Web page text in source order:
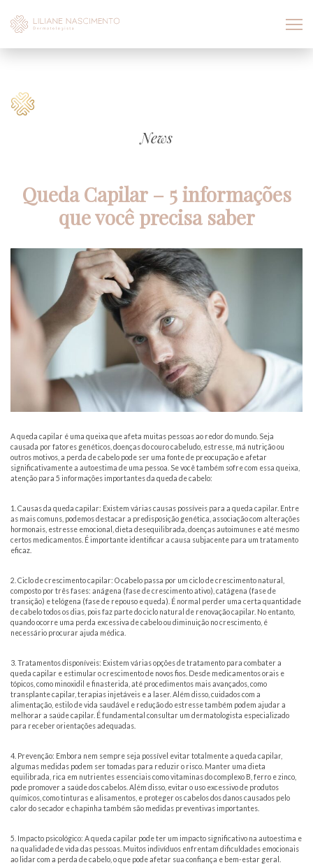
News
Queda Capilar – 5 informações
que você precisa saber
A queda capilar é uma queixa que afeta muitas pessoas ao redor do mundo. Seja
causada por fatores genéticos, doenças do couro cabeludo, estresse, má nutrição ou
outros motivos, a perda de cabelo pode ser uma fonte de preocupação e afetar
significativamente a autoestima de uma pessoa. Se você também sofre com essa queixa,
atenção para 5 informações importantes da queda de cabelo:
1. Causas da queda capilar: Existem várias causas possíveis para a queda capilar. Entre
as mais comuns, podemos destacar a predisposição genética, associação com alterações
hormonais, estresse emocional, dieta desequilibrada, doenças autoimunes e até mesmo
certos medicamentos. É importante identificar a causa subjacente para um tratamento
eficaz.
2. Ciclo de crescimento capilar: O cabelo passa por um ciclo de crescimento natural,
composto por três fases: anágena (fase de crescimento ativo), catágena (fase de
transição) e telógena (fase de repouso e queda). É normal perder uma certa quantidade
de cabelo todos os dias, pois faz parte do ciclo natural de renovação capilar. No entanto,
quando ocorre uma perda excessiva de cabelo ou diminuição no crescimento, é
necessário procurar ajuda médica.
3. Tratamentos disponíveis: Existem várias opções de tratamento para combater a
queda capilar e estimular o crescimento de novos fios. Desde medicamentos orais e
tópicos, como minoxidil e finasterida, até procedimentos mais avançados, como
transplante capilar, terapias injetáveis e a laser. Além disso, cuidados com a
alimentação, estilo de vida saudável e redução do estresse também podem ajudar a
melhorar a saúde capilar. É fundamental consultar um dermatologista especializado
para receber orientações adequadas.
4. Prevenção: Embora nem sempre seja possível evitar totalmente a queda capilar,
algumas medidas podem ser tomadas para reduzir o risco. Manter uma dieta
equilibrada, rica em nutrientes essenciais como vitaminas do complexo B, ferro e zinco,
pode promover a saúde dos cabelos. Além disso, evitar o uso excessivo de produtos
químicos, como tinturas e alisamentos, e proteger os cabelos dos danos causados pelo
calor do secador e chapinha também são medidas preventivas importantes.
5. Impacto psicológico: A queda capilar pode ter um impacto significativo na autoestima e
na qualidade de vida das pessoas. Muitos indivíduos enfrentam dificuldades emocionais
ao lidar com a perda de cabelo, o que pode afetar sua confiança e bem-estar geral.